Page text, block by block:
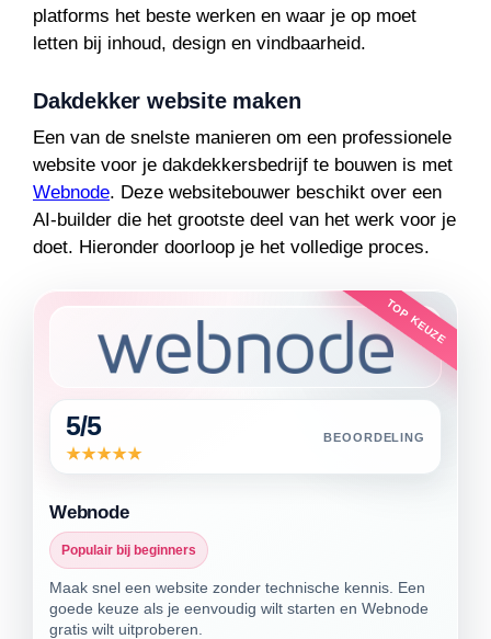
platforms het beste werken en waar je op moet
letten bij inhoud, design en vindbaarheid.
Dakdekker website maken
Een van de snelste manieren om een professionele
website voor je dakdekkersbedrijf te bouwen is met
Webnode. Deze websitebouwer beschikt over een
AI-builder die het grootste deel van het werk voor je
doet. Hieronder doorloop je het volledige proces.
TOP KEUZE
5/5 BEOORDELING
Webnode
Populair bij beginners
Maak snel een website zonder technische kennis. Een
goede keuze als je eenvoudig wilt starten en Webnode
gratis wilt uitproberen.